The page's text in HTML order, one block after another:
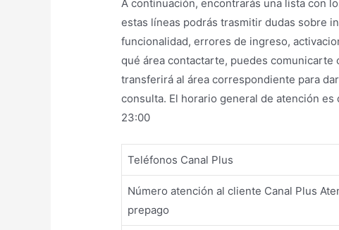
A continuación, encontrarás una lista con
estas líneas podrás trasmitir dudas sobre
funcionalidad, errores de ingreso,
qué área contactarte, puedes
transferirá al área correspondiente para
consulta. El horario general de atención
23:00
Teléfonos Canal Plus
Número atención al cliente Canal Plus
prepago